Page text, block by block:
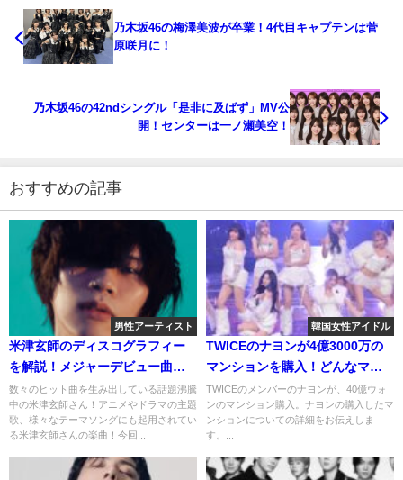
乃木坂46の梅澤美波が卒業！4代目キャプテンは菅
原咲月に！
乃木坂46の42ndシングル「是非に及ばず」MV公
開！センターは一ノ瀬美空！
おすすめの記事
男性アーティスト
米津玄師のディスコグラフィー
を解説！メジャーデビュー曲サ
ンタマリア以降をリリース順に
触れてみます！
数々のヒット曲を生み出している話題沸騰
中の米津玄師さん！アニメやドラマの主題
歌、様々なテーマソングにも起用されてい
る米津玄師さんの楽曲！今回...
韓国女性アイドル
TWICEのナヨンが4億3000万の
マンションを購入！どんなマン
ションなのか調べてみた
TWICEのメンバーのナヨンが、40億ウォ
ンのマンション購入。ナヨンの購入したマ
ンションについての詳細をお伝えしま
す。...